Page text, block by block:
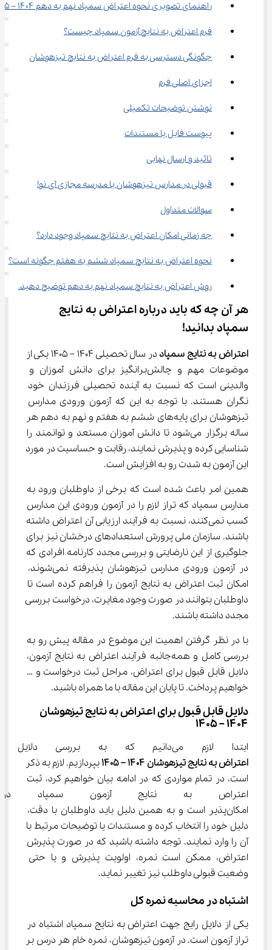
راهنمای تصویری نحوه اعتراض سمپاد نهم به دهم ۱۴۰۴ – ۱۴۰۵
فرم اعتراض به نتایج آزمون سمپاد چیست؟
چگونگی دسترسی به فرم اعتراض به نتایج تیزهوشان
اجزای اصلی فرم
نوشتن توضیحات تکمیلی
پیوست فایل یا مستندات
تائید و ارسال نهایی
قبولی در مدارس تیزهوشان با مدرسه مجازی آی نو!
سوالات متداول
چه زمانی امکان اعتراض به نتایج سمپاد وجود دارد؟
نحوه اعتراض به نتایج سمپاد ششم به هفتم چگونه است؟
روش اعتراض به نتایج سمپاد نهم به دهم توضیح دهید.
هر آن چه که باید درباره اعتراض به نتایج
سمپاد بدانید!
اعتراض به نتایج سمپاد
در سال تحصیلی 1404 – 1405 یکی از
موضوعات مهم و چالش‌برانگیز برای دانش آموزان و
والدینی است که نسبت به آینده تحصیلی فرزندان خود
نگران هستند. با توجه به این که آزمون ورودی مدارس
تیزهوشان برای پایه‌های ششم به هفتم و نهم به دهم هر
ساله برگزار می‌شود تا دانش آموزان مستعد و توانمند را
شناسایی کرده و پذیرش نمایند، رقابت و حساسیت در مورد
این آزمون به شدت رو به افزایش است.
همین امر باعث شده است که برخی از داوطلبان ورود به
مدارس سمپاد که تراز لازم را در آزمون ورودی این مدارس
کسب نمی‌کنند، نسبت به فرآیند ارزیابی آن اعتراض داشته
باشند. سازمان ملی پرورش استعدادهای درخشان نیز برای
جلوگیری از این نارضایتی و بررسی مجدد کارنامه افرادی که
در آزمون ورودی مدارس تیزهوشان پذیرفته نمی‌شوند،
امکان ثبت اعتراض به نتایج آزمون را فراهم کرده است تا
داوطلبان بتوانند در صورت وجود مغایرت، درخواست بررسی
مجدد داشته باشند.
با در نظر گرفتن اهمیت این موضوع در مقاله پیش رو به
بررسی کامل و همه‌جانبه فرآیند اعتراض به نتایج آزمون،
دلایل قابل قبول برای اعتراض، مراحل ثبت درخواست و …
خواهیم پرداخت. تا پایان این مقاله با ما همراه باشید.
دلایل قابل قبول برای اعتراض به نتایج تیزهوشان
۱۴۰۴ – ۱۴۰۵
ابتدا لازم می‌دانیم که به بررسی دلایل رایج و قابل قبول برای
اعتراض به نتایج تیزهوشان ۱۴۰۴ – ۱۴۰۵
بپردازیم. لازم به ذکر
است، در تمام مواردی که در ادامه بیان خواهیم کرد، ثبت
اعتراص به نتایج آزمون
امکان‌پذیر است و به همین دلیل باید داوطلبان با دقت،
دلیل خود را انتخاب کرده و مستندات یا توضیحات مرتبط با
آن را وارد نمایند. توجه داشته باشید که در صورت پذیرش
اعتراض، ممکن است نمره، اولویت پذیرش و یا حتی
وضعیت قبولی داوطلب نیز تغییر نماید.
اشتباه در محاسبه نمره کل
یکی از دلایل رایج جهت اعتراض به نتایج سمپاد اشتباه در
تراز آزمون است. در آزمون تیزهوشان، نمره خام هر درس بر